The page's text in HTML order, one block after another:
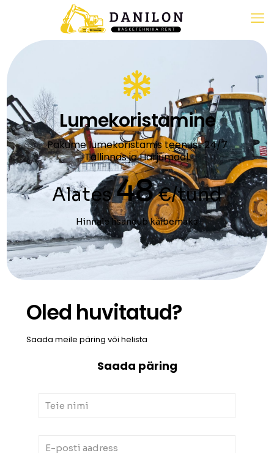
Lumekoristamine
Pakume lumekoristamis teenust 24/7
Tallinnas ja Harjumaal.
Alates48€/tund
Hinnale lisandub käibemaks
Oled huvitatud?
Saada meile päring või helista
Saada päring